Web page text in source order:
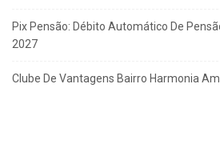
Pix Pensão: Débito Automático De
2027
Clube De Vantagens Bairro Harmonia